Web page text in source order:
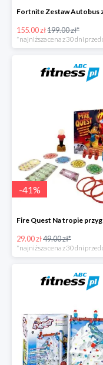
155.00 zł199.00 zł*
-41%
29.00 zł49.00 zł*